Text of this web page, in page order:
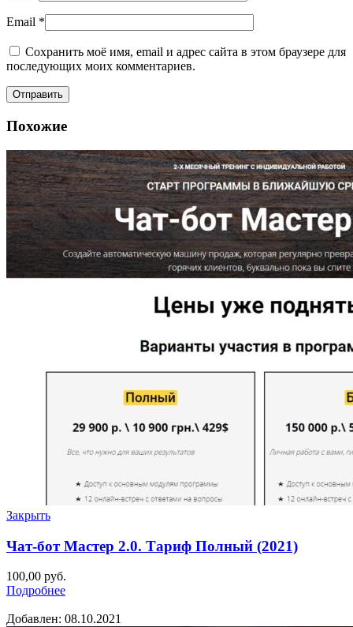
Email *
Сохранить моё имя, email и адрес сайта в этом браузере для
последующих моих комментариев.
Похожие
Закрыть
Чат-бот Мастер 2.0. Тариф Полный (2021)
100,00 руб.
Подробнее
Добавлен: 08.10.2021